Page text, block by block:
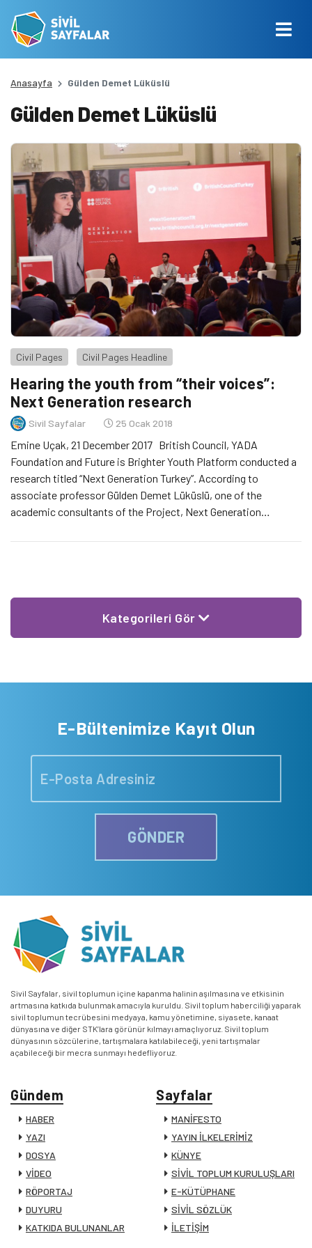
Anasayfa Gülden Demet Lüküslü
Gülden Demet Lüküslü
Civil Pages Civil Pages Headline
Hearing the youth from “their voices”:
Next Generation research
Sivil Sayfalar 25 Ocak 2018
Emine Uçak, 21 December 2017 British Council, YADA
Foundation and Future is Brighter Youth Platform conducted a
research titled “Next Generation Turkey”. According to
associate professor Gülden Demet Lüküslü, one of the
academic consultants of the Project, Next Generation
the young”. The research […]
Kategorileri Gör
E-Bültenimize Kayıt Olun
GÖNDER
Sivil Sayfalar, sivil toplumun içine kapanma halinin aşılmasına ve etkisinin
artmasına katkıda bulunmak amacıyla kuruldu. Sivil toplum haberciliği yaparak
sivil toplumun tecrübesini medyaya, kamu yönetimine, siyasete, kanaat
dünyasına ve diğer STK’lara görünür kılmayı amaçlıyoruz. Sivil toplum
dünyasının sözcülerine, tartışmalara katılabileceği, yeni tartışmalar
açabileceği bir mecra sunmayı hedefliyoruz.
Gündem
HABER
YAZI
DOSYA
VİDEO
RÖPORTAJ
DUYURU
KATKIDA BULUNANLAR
Sayfalar
MANİFESTO
YAYIN İLKELERİMİZ
KÜNYE
SİVİL TOPLUM KURULUŞLARI
E-KÜTÜPHANE
SİVİL SÖZLÜK
İLETİŞİM